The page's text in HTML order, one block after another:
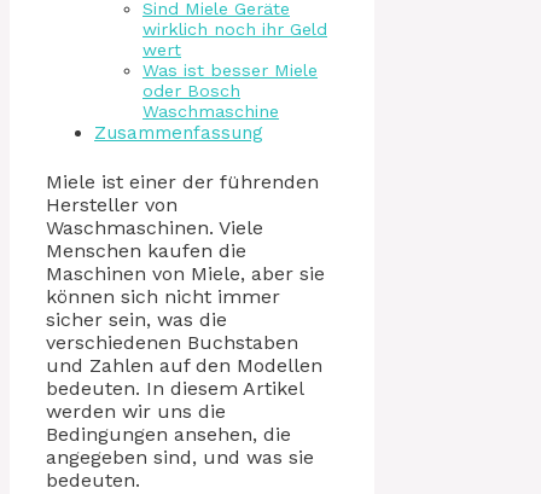
Sind Miele Geräte
wirklich noch ihr Geld
wert
Was ist besser Miele
oder Bosch
Waschmaschine
Zusammenfassung
Miele ist einer der führenden
Hersteller von
Waschmaschinen. Viele
Menschen kaufen die
Maschinen von Miele, aber sie
können sich nicht immer
sicher sein, was die
verschiedenen Buchstaben
und Zahlen auf den Modellen
bedeuten. In diesem Artikel
werden wir uns die
Bedingungen ansehen, die
angegeben sind, und was sie
bedeuten.